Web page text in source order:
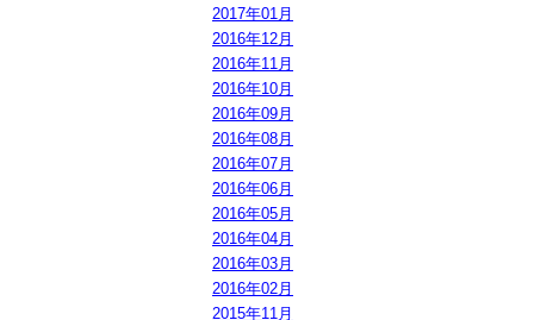
2017年01月
2016年12月
2016年11月
2016年10月
2016年09月
2016年08月
2016年07月
2016年06月
2016年05月
2016年04月
2016年03月
2016年02月
2015年11月